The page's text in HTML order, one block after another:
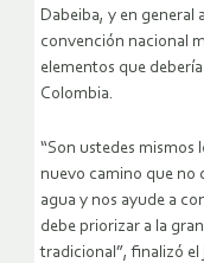
Dabeiba, y en general
convención nacional
elementos que
Colombia.
“Son ustedes mismos
nuevo camino que no
agua y nos ayude a
debe priorizar a la
tradicional”, finalizó el